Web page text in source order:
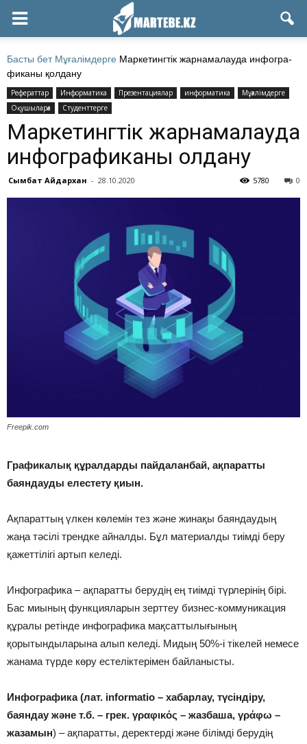
Басты бет Мұғалімдерге Мар­ке­ти­нг­тік жар­на­ма­лау­да ин­фог­ра­
фи­ка­ны қол­да­ну
Рефераттар Информатика Презентациялар информатика
Мұғалімдерге
Оқушыларға
Студенттерге
Мар­ке­ти­нг­тік жар­на­ма­лау­да
ин­фог­ра­фи­ка­ны қол­да­ну
Сымбат Айдархан - 28.10.2020 0
5780
Freepik.com
Графикалық құралдарды пайдаланбай, ақпаратты
баяндауды елестету қиын.
Ақпараттың үлкен көлемін тез және жинақы баяндаудың
жаңа тәсілі трендке айналды. Бұл материалды тиімді беру
қажеттілігі артып келеді.
Инфографика – ақпаратты берудің ең тиімді түрлерінің бірі.
Бас миының функцияларын зерттеу бизнес-коммуникация
құралы ретінде инфографика мақсаттылығының
қорытындыларына алып келеді. Мидың 50%-і тікелей немесе
жанама түрде көру естеліктерімен байланысты.
Инфографика (лат. informatio – хабарлау, түсіндіру,
баяндау және т.б. – грек. γραφικός – жазбаша, γράφω –
жазамын) – ақпаратты, деректерді және білімді берудің